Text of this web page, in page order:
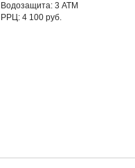
Водозащита: 3 АТМ
РРЦ: 4 100 руб.